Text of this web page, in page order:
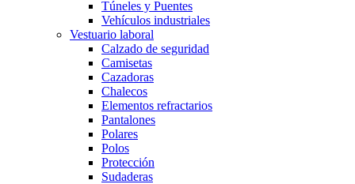
Túneles y Puentes
Vehículos industriales
Vestuario laboral
Calzado de seguridad
Camisetas
Cazadoras
Chalecos
Elementos refractarios
Pantalones
Polares
Polos
Protección
Sudaderas